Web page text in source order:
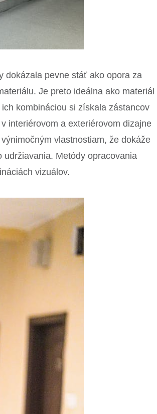
dokázala pevne stáť ako opora za
Je preto ideálna ako materiál
kombináciou si získala zástancov
interiérovom a exteriérovom dizajne
vlastnostiam, že dokáže
Metódy opracovania
vizuálov.